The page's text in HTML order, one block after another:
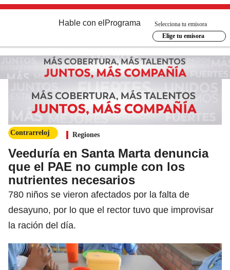
Hable con el Programa
Selecciona tu emisora
Elige tu emisora
Contrarreloj Regiones
Veeduría en Santa Marta denuncia
que el PAE no cumple con los
nutrientes necesarios
780 niños se vieron afectados por la falta de
desayuno, por lo que el rector tuvo que improvisar
la ración del día.